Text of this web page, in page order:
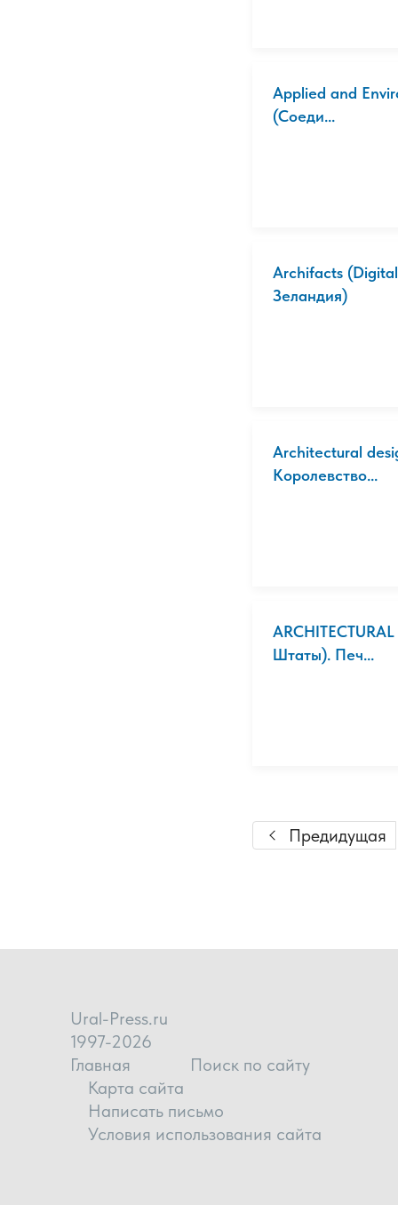
Applied and
(Соеди...
Archifacts
Зеландия)
Architectural
Королевство...
Штаты). Печ...
Предидущая
Ural-Press.ru
1997-2026
Главная
Поиск по сайту
Карта сайта
Написать письмо
Условия использования сайта